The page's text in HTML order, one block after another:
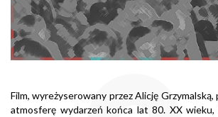
Film, wyreżyserowany przez Alicję
atmosferę wydarzeń końca lat 80. XX